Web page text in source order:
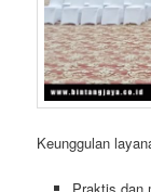
Keunggulan